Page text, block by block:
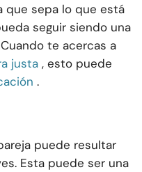
que sepa lo que está
seguir siendo una
te acercas a
justa , esto puede
.
puede resultar
Esta puede ser una